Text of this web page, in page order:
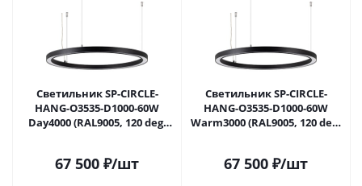
Светильник SP-CIRCLE-
HANG-O3535-D1000-60W
Day4000 (RAL9005, 120 deg,
67 500 ₽/шт
Светильник SP-CIRCLE-
HANG-O3535-D1000-60W
Warm3000 (RAL9005, 120 deg,
67 500 ₽/шт